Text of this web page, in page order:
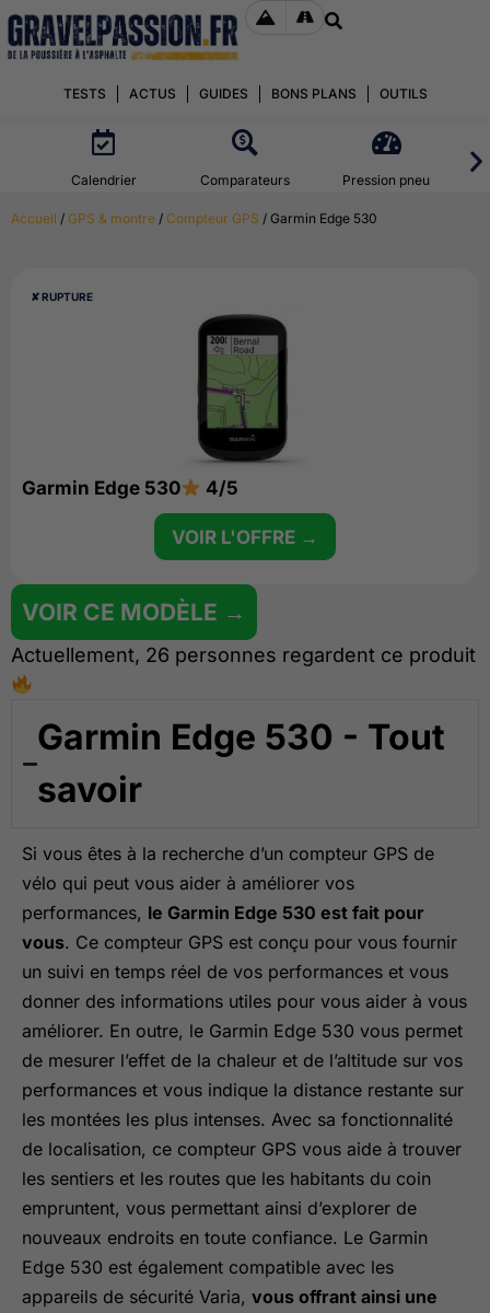
TESTS ACTUS GUIDES BONS PLANS OUTILS
Calendrier Comparateurs Pression pneu
Accueil / GPS & montre / Compteur GPS / Garmin Edge 530
VOIR CE MODÈLE →
Actuellement, 26 personnes regardent ce produit
Garmin Edge 530 - Tout
savoir
Si vous êtes à la recherche d’un compteur GPS de
vélo qui peut vous aider à améliorer vos
performances, le Garmin Edge 530 est fait pour
vous. Ce compteur GPS est conçu pour vous fournir
un suivi en temps réel de vos performances et vous
donner des informations utiles pour vous aider à vous
améliorer. En outre, le Garmin Edge 530 vous permet
de mesurer l’effet de la chaleur et de l’altitude sur vos
performances et vous indique la distance restante sur
les montées les plus intenses. Avec sa fonctionnalité
de localisation, ce compteur GPS vous aide à trouver
les sentiers et les routes que les habitants du coin
empruntent, vous permettant ainsi d’explorer de
nouveaux endroits en toute confiance. Le Garmin
Edge 530 est également compatible avec les
appareils de sécurité Varia, vous offrant ainsi une
✘ RUPTURE
Garmin Edge 530 4/5
VOIR L'OFFRE →